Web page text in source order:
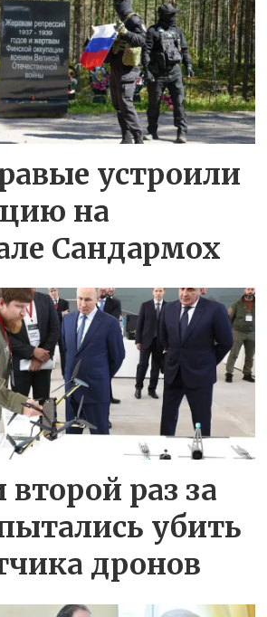
устроили
на
Сандармох
второй раз за
убить
дронов